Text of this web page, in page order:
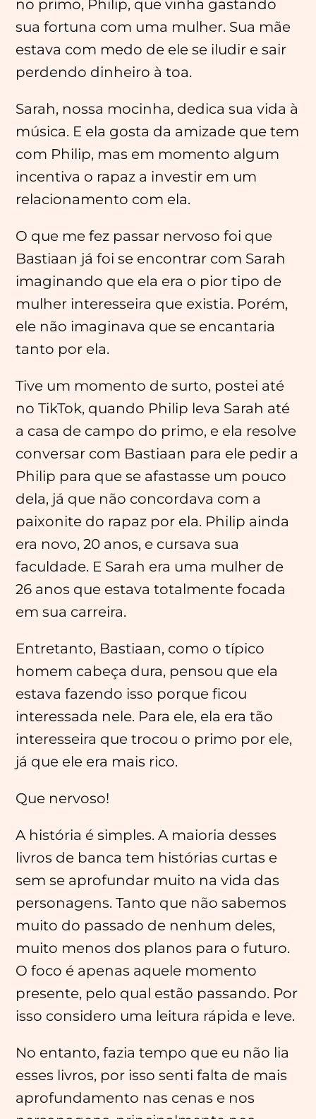
no primo, Philip, que vinha gastando
sua fortuna com uma mulher. Sua mãe
estava com medo de ele se iludir e sair
perdendo dinheiro à toa.
Sarah, nossa mocinha, dedica sua vida à
música. E ela gosta da amizade que tem
com Philip, mas em momento algum
incentiva o rapaz a investir em um
relacionamento com ela.
O que me fez passar nervoso foi que
Bastiaan já foi se encontrar com Sarah
imaginando que ela era o pior tipo de
mulher interesseira que existia. Porém,
ele não imaginava que se encantaria
tanto por ela.
Tive um momento de surto, postei até
no TikTok, quando Philip leva Sarah até
a casa de campo do primo, e ela resolve
conversar com Bastiaan para ele pedir a
Philip para que se afastasse um pouco
dela, já que não concordava com a
paixonite do rapaz por ela. Philip ainda
era novo, 20 anos, e cursava sua
faculdade. E Sarah era uma mulher de
26 anos que estava totalmente focada
em sua carreira.
Entretanto, Bastiaan, como o típico
homem cabeça dura, pensou que ela
estava fazendo isso porque ficou
interessada nele. Para ele, ela era tão
interesseira que trocou o primo por ele,
já que ele era mais rico.
Que nervoso!
A história é simples. A maioria desses
livros de banca tem histórias curtas e
sem se aprofundar muito na vida das
personagens. Tanto que não sabemos
muito do passado de nenhum deles,
muito menos dos planos para o futuro.
O foco é apenas aquele momento
presente, pelo qual estão passando. Por
isso considero uma leitura rápida e leve.
No entanto, fazia tempo que eu não lia
esses livros, por isso senti falta de mais
aprofundamento nas cenas e nos